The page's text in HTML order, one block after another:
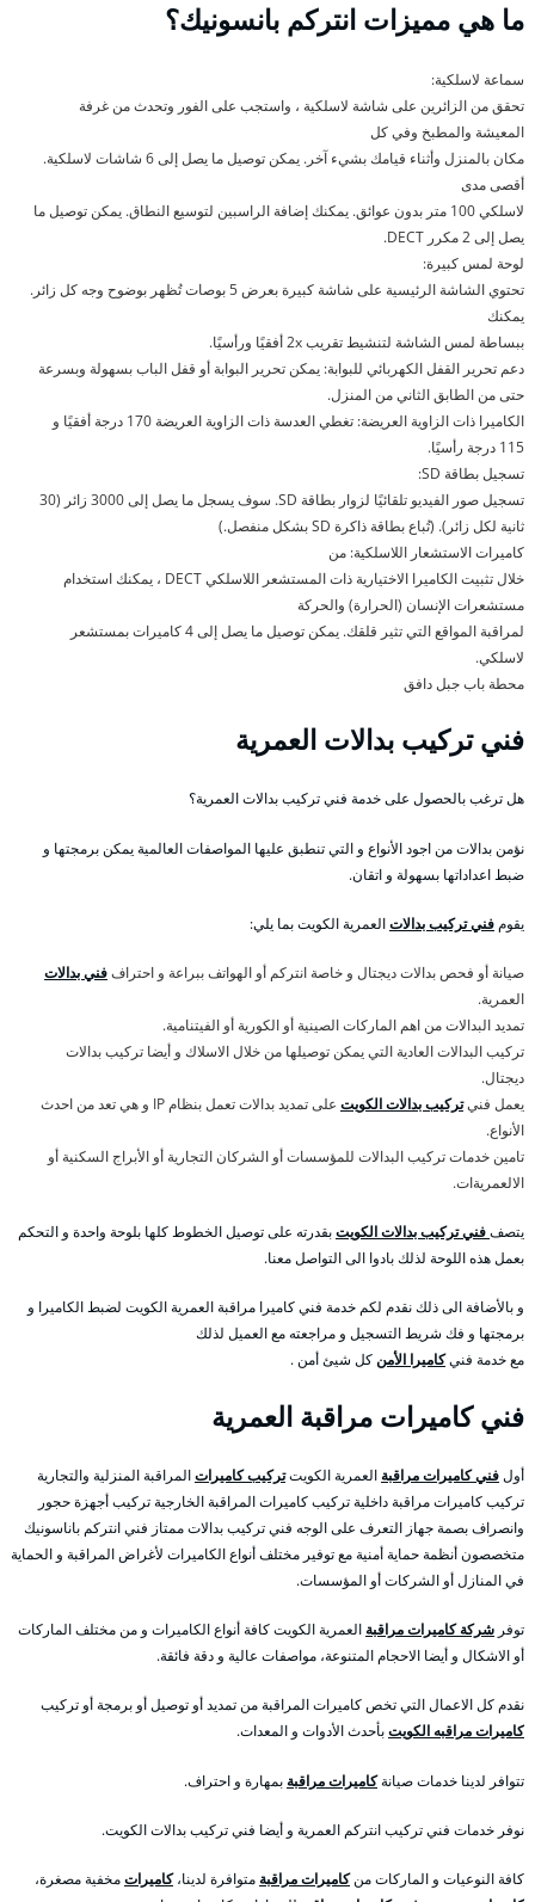
ما هي مميزات انتركم بانسونيك؟
سماعة لاسلكية:
تحقق من الزائرين على شاشة لاسلكية ، واستجب على الفور وتحدث من غرفة
المعيشة والمطبخ وفي كل
مكان بالمنزل وأثناء قيامك بشيء آخر. يمكن توصيل ما يصل إلى 6 شاشات لاسلكية.
أقصى مدى
لاسلكي 100 متر بدون عوائق. يمكنك إضافة الراسبين لتوسيع النطاق. يمكن توصيل ما
يصل إلى 2 مكرر DECT.
لوحة لمس كبيرة:
تحتوي الشاشة الرئيسية على شاشة كبيرة بعرض 5 بوصات تُظهر بوضوح وجه كل زائر.
يمكنك
ببساطة لمس الشاشة لتنشيط تقريب 2x أفقيًا ورأسيًا.
دعم تحرير القفل الكهربائي للبوابة: يمكن تحرير البوابة أو قفل الباب بسهولة وبسرعة
حتى من الطابق الثاني من المنزل.
الكاميرا ذات الزاوية العريضة: تغطي العدسة ذات الزاوية العريضة 170 درجة أفقيًا و
115 درجة رأسيًا.
تسجيل بطاقة SD:
تسجيل صور الفيديو تلقائيًا لزوار بطاقة SD. سوف يسجل ما يصل إلى 3000 زائر (30
ثانية لكل زائر). (تُباع بطاقة ذاكرة SD بشكل منفصل.)
كاميرات الاستشعار اللاسلكية: من
خلال تثبيت الكاميرا الاختيارية ذات المستشعر اللاسلكي DECT ، يمكنك استخدام
مستشعرات الإنسان (الحرارة) والحركة
لمراقبة المواقع التي تثير قلقك. يمكن توصيل ما يصل إلى 4 كاميرات بمستشعر
لاسلكي.
محطة باب جبل دافق
فني تركيب بدالات العمرية
هل ترغب بالحصول على خدمة فني تركيب بدالات العمرية؟
نؤمن بدالات من اجود الأنواع و التي تنطبق عليها المواصفات العالمية يمكن برمجتها و
ضبط اعداداتها بسهولة و اتقان.
يقوم فني تركيب بدالاتالعمرية الكويت بما يلي:
صيانة أو فحص بدالات ديجتال و خاصة انتركم أو الهواتف ببراعة و احتراففني بدالات
العمرية.
تمديد البدالات من اهم الماركات الصينية أو الكورية أو الفيتنامية.
تركيب البدالات العادية التي يمكن توصيلها من خلال الاسلاك و أيضا تركيب بدالات
ديجتال.
يعمل فنيتركيب بدالات الكويت
على تمديد بدالات تعمل بنظام IP و هي تعد من احدث
الأنواع.
تامين خدمات تركيب البدالات للمؤسسات أو الشركان التجارية أو الأبراج السكنية أو
الالعمريةات.
يتصففني تركيب بدالات الكويتبقدرته على توصيل الخطوط كلها بلوحة واحدة و التحكم
بعمل هذه اللوحة لذلك بادوا الى التواصل معنا.
و بالأضافة الى ذلك نقدم لكم خدمة فني كاميرا مراقبة العمرية الكويت لضبط الكاميرا و
برمجتها و فك شريط التسجيل و مراجعته مع العميل لذلك
مع خدمة فنيكاميرا الأمنكل شيئ أمن .
فني كاميرات مراقبة العمرية
أولفني كاميرات مراقبة العمرية الكويتتركيب كاميراتالمراقبة المنزلية والتجارية
تركيب كاميرات مراقبة داخلية تركيب كاميرات المراقبة الخارجية تركيب أجهزة حجور
وانصراف بصمة جهاز التعرف على الوجه فني تركيب بدالات ممتاز فني انتركم باناسونيك
متخصصون أنظمة حماية أمنية مع توفير مختلف أنواع الكاميرات لأغراض المراقبة و الحماية
في المنازل أو الشركات أو المؤسسات.
توفر شركة كاميرات مراقبة العمرية الكويت كافة أنواع الكاميرات و من مختلف الماركات
أو الاشكال و أيضا الاحجام المتنوعة، مواصفات عالية و دقة فائقة.
نقدم كل الاعمال التي تخص كاميرات المراقبة من تمديد أو توصيل أو برمجة أو تركيب
كاميرات مراقبه الكويتبأحدث الأدوات و المعدات.
تتوافر لدينا خدمات صيانةكاميرات مراقبة بمهارة و احتراف.
نوفر خدمات فني تركيب انتركم العمرية و أيضا فني تركيب بدالات الكويت.
كافة النوعيات و الماركات منكاميرات مراقبة متوافرة لدينا،كاميراتمخفية مصغرة،